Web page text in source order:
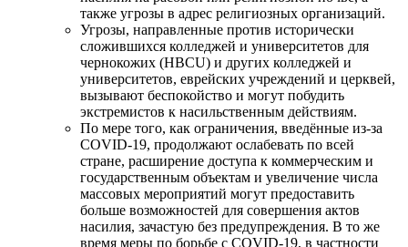
также угрозы в адрес религиозных организаций.
Угрозы, направленные против исторически
сложившихся колледжей и университетов для
чернокожих (HBCU) и других колледжей и
университетов, еврейских учреждений и церквей,
вызывают беспокойство и могут побудить
экстремистов к насильственным действиям.
По мере того, как ограничения, введённые из-за
COVID-19, продолжают ослабевать по всей
стране, расширение доступа к коммерческим и
государственным объектам и увеличение числа
массовых мероприятий могут предоставить
больше возможностей для совершения актов
насилия, зачастую без предупреждения. В то же
время меры по борьбе с COVID-19, в частности